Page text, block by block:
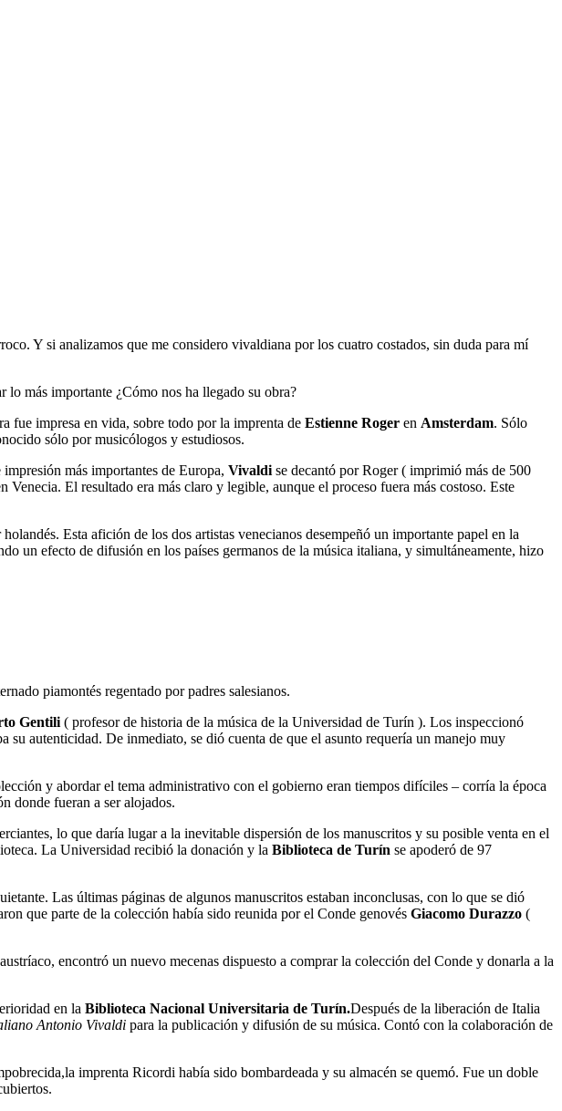
Y si analizamos que me considero vivaldiana por los cuatro costados, sin duda para mí
más importante ¿Cómo nos ha llegado su obra?
fue impresa en vida, sobre todo por la imprenta de Estienne Roger en Amsterdam. Sólo
sólo por musicólogos y estudiosos.
más importantes de Europa, Vivaldi se decantó por Roger ( imprimió más de 500
El resultado era más claro y legible, aunque el proceso fuera más costoso. Este
Esta afición de los dos artistas venecianos desempeñó un importante papel en la
un efecto de difusión en los países germanos de la música italiana, y simultáneamente, hizo
piamontés regentado por padres salesianos.
Gentili ( profesor de historia de la música de la Universidad de Turín ). Los inspeccionó
su autenticidad. De inmediato, se dió cuenta de que el asunto requería un manejo muy
y abordar el tema administrativo con el gobierno eran tiempos difíciles – corría la época
donde fueran a ser alojados.
lo que daría lugar a la inevitable dispersión de los manuscritos y su posible venta en el
La Universidad recibió la donación y la Biblioteca de Turín se apoderó de 97
Las últimas páginas de algunos manuscritos estaban inconclusas, con lo que se dió
que parte de la colección había sido reunida por el Conde genovés Giacomo Durazzo (
encontró un nuevo mecenas dispuesto a comprar la colección del Conde y donarla a la
en la Biblioteca Nacional Universitaria de Turín.Después de la liberación de Italia
Antonio Vivaldi para la publicación y difusión de su música. Contó con la colaboración de
imprenta Ricordi había sido bombardeada y su almacén se quemó. Fue un doble